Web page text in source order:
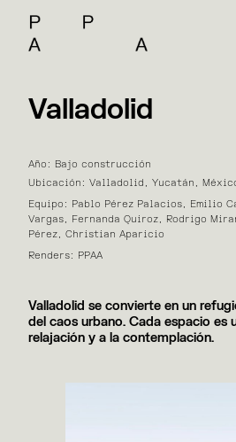
Valladolid
Año: Bajo construcción
Ubicación: Valladolid, Yucatán,
Equipo: Pablo Pérez Palacios, Emilio
Vargas, Fernanda Quiroz, Rodrigo
Pérez, Christian Aparicio
Renders: PPAA
Valladolid se convierte en un
del caos urbano. Cada espacio es
relajación y a la contemplación.